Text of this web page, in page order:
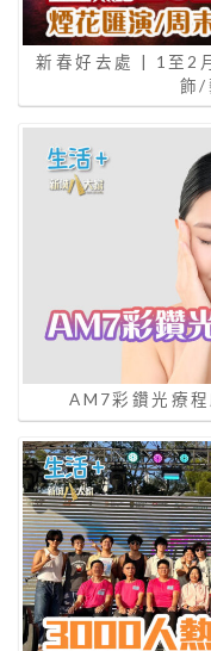
新春好去處 | 1至2
飾/
AM7彩鑽光療